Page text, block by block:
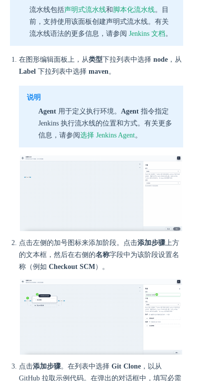
流水线包括声明式流水线和 脚本化流水线。目
前，支持使用该面板创建声明式流水线。有关
流水线语法的更多信息，请参阅 Jenkins 文档。
在图形编辑面板上，从类型下拉列表中选择 node ，从
Label 下拉列表中选择 maven。
说明
Agent 用于定义执行环境。 Agent 指令指定
Jenkins 执行流水线的位置和方式。有关更多
信息，请参阅选择 Jenkins Agent。
点击左侧的加号图标来添加阶段。点击添加步骤上方
的文本框，然后在右侧的名称字段中为该阶段设置名
称（例如 Checkout SCM）。
点击添加步骤。在列表中选择 Git Clone ，以从
GitHub 拉取示例代码。在弹出的对话框中，填写必需